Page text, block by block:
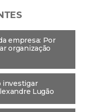
empresa: Por
organização
investigar
Lugão